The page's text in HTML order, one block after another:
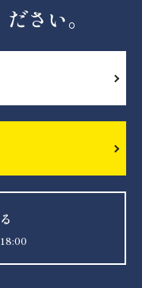
さい。